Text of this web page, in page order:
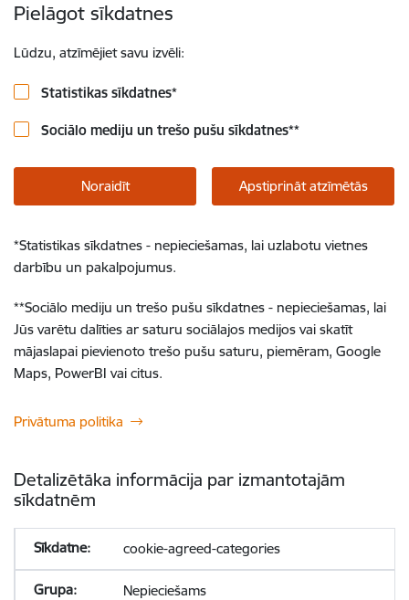
Pielāgot sīkdatnes
Lūdzu, atzīmējiet savu izvēli:
Statistikas sīkdatnes*
Sociālo mediju un trešo pušu sīkdatnes**
Noraidīt Apstiprināt atzīmētās
*Statistikas sīkdatnes - nepieciešamas, lai uzlabotu vietnes
darbību un pakalpojumus.
**Sociālo mediju un trešo pušu sīkdatnes - nepieciešamas, lai
Jūs varētu dalīties ar saturu sociālajos medijos vai skatīt
mājaslapai pievienoto trešo pušu saturu, piemēram, Google
Maps, PowerBI vai citus.
Privātuma politika
Detalizētāka informācija par izmantotajām
sīkdatnēm
cookie-agreed-categories
Nepieciešams